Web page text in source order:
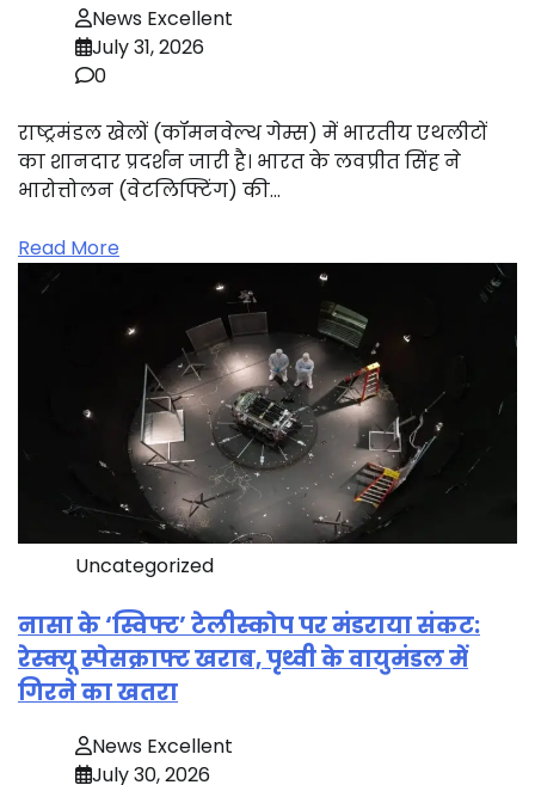
News Excellent
July 31, 2026
0
राष्ट्रमंडल खेलों (कॉमनवेल्थ गेम्स) में भारतीय एथलीटों
का शानदार प्रदर्शन जारी है। भारत के लवप्रीत सिंह ने
भारोत्तोलन (वेटलिफ्टिंग) की…
Read More
Uncategorized
नासा के ‘स्विफ्ट’ टेलीस्कोप पर मंडराया संकट:
रेस्क्यू स्पेसक्राफ्ट खराब, पृथ्वी के वायुमंडल में
गिरने का खतरा
News Excellent
July 30, 2026